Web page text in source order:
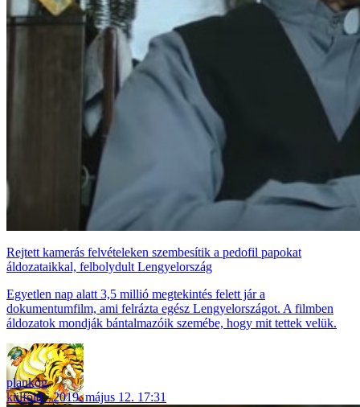
Rejtett kamerás felvételeken szembesítik a pedofil papokat
áldozataikkal, felbolydult Lengyelország
Egyetlen nap alatt 3,5 millió megtekintés felett jár a
dokumentumfilm, ami felrázta egész Lengyelországot. A filmben
áldozatok mondják bántalmazóik szemébe, hogy mit tettek velük.
plankog
külföld
2019. május 12. 17:31